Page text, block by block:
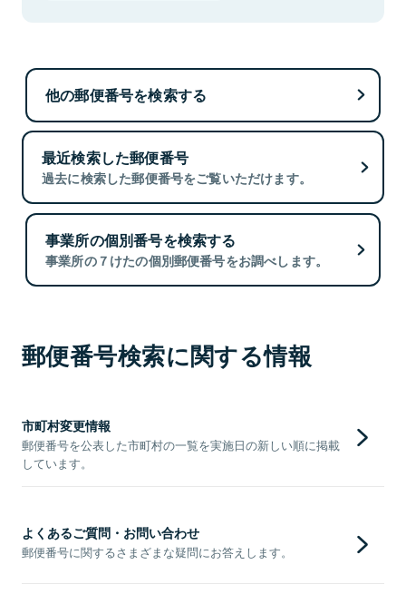
他の郵便番号を検索する
最近検索した郵便番号
過去に検索した郵便番号をご覧いただけます。
事業所の個別番号を検索する
事業所の７けたの個別郵便番号をお調べします。
郵便番号検索に関する情報
市町村変更情報
郵便番号を公表した市町村の一覧を実施日の新しい順に掲載
しています。
よくあるご質問・お問い合わせ
郵便番号に関するさまざまな疑問にお答えします。